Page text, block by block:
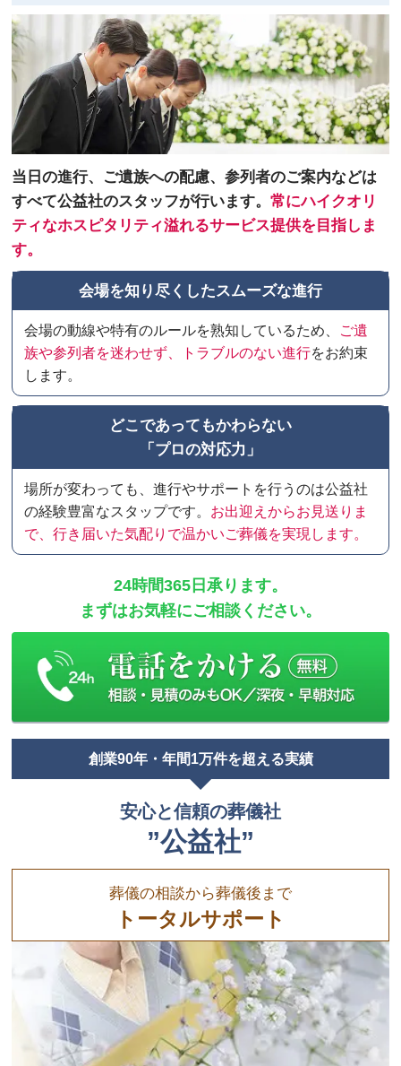
当日の進行、ご遺族への配慮、参列者のご案内などは
すべて公益社のスタッフが行います。常にハイクオリ
ティなホスピタリティ溢れるサービス提供を目指しま
す。
会場を知り尽くしたスムーズな進行
会場の動線や特有のルールを熟知しているため、
ご遺
族や参列者を迷わせず、トラブルのない進行をお約束
します。
どこであってもかわらない
「プロの対応力」
場所が変わっても、進行やサポートを行うのは公益社
の経験豊富なスタップです。 お出迎えからお見送りま
で、行き届いた気配りで温かいご葬儀を実現します。
24時間365日承ります。
まずはお気軽にご相談ください。
創業90年・年間1万件を超える実績
安心と信頼の葬儀社
”公益社”
葬儀の相談から葬儀後まで
トータルサポート